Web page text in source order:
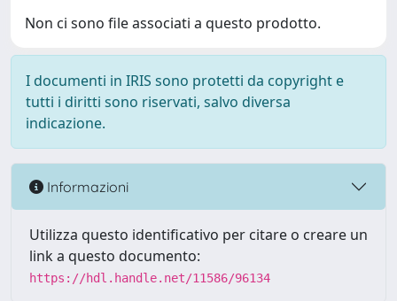
Non ci sono file associati a questo prodotto.
I documenti in IRIS sono protetti da copyright e
tutti i diritti sono riservati, salvo diversa
indicazione.
Informazioni
Utilizza questo identificativo per citare o creare un
link a questo documento:
https://hdl.handle.net/11586/96134